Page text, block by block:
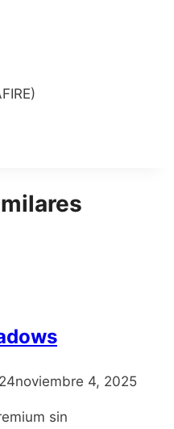
noviembre 4, 2025
sin